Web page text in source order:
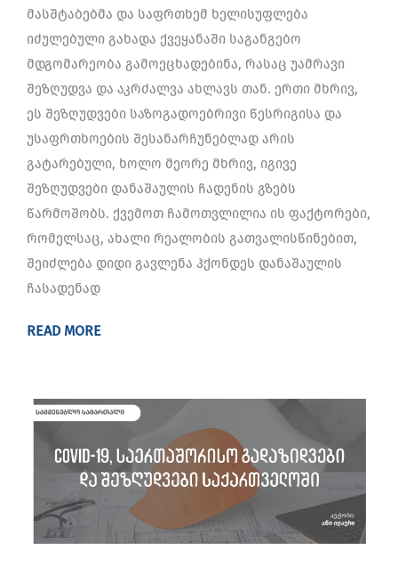
მასშტაბებმა და საფრთხემ ხელისუფლება
იძულებული გახადა ქვეყანაში საგანგებო
მდგომარეობა გამოეცხადებინა, რასაც უამრავი
შეზღუდვა და აკრძალვა ახლავს თან. ერთი მხრივ,
ეს შეზღუდვები საზოგადოებრივი წესრიგისა და
უსაფრთხოების შესანარჩუნებლად არის
გატარებული, ხოლო მეორე მხრივ, იგივე
შეზღუდვები დანაშაულის ჩადენის გზებს
წარმოშობს. ქვემოთ ჩამოთვლილია ის ფაქტორები,
რომელსაც, ახალი რეალობის გათვალისწინებით,
შეიძლება დიდი გავლენა ჰქონდეს დანაშაულის
ჩასადენად
READ MORE